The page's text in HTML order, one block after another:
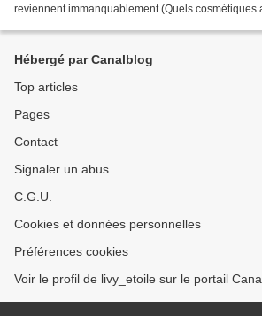
reviennent immanquablement (Quels cosmétiques
Hébergé par Canalblog
Top articles
Pages
Contact
Signaler un abus
C.G.U.
Cookies et données personnelles
Préférences cookies
Voir le profil de livy_etoile sur le portail